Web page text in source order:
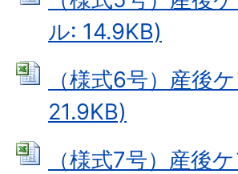
ル: 14.9KB)
（様式6号）産後
21.9KB)
（様式7号）産後